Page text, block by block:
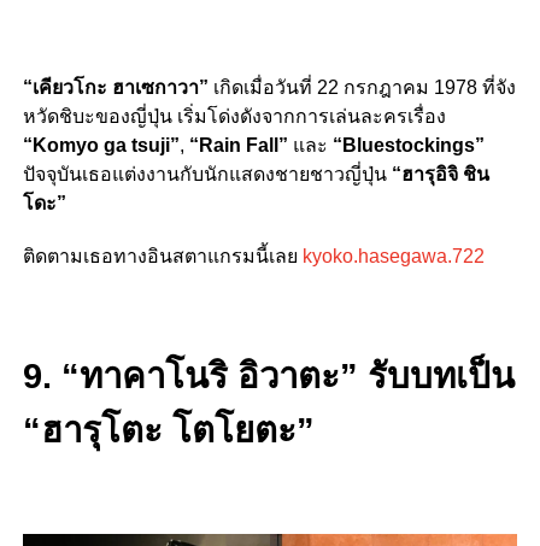
“เคียวโกะ ฮาเซกาวา” เกิดเมื่อวันที่ 22 กรกฎาคม 1978 ที่จัง
หวัดชิบะของญี่ปุ่น เริ่มโด่งดังจากการเล่นละครเรื่อง
“ Komyo ga tsuji”, “ Rain Fall” และ “ Bluestockings”
ปัจจุบันเธอแต่งงานกับนักแสดงชายชาวญี่ปุ่น “ฮารุอิจิ ชิน
โดะ”
ติดตามเธอทางอินสตาแกรมนี้เลย kyoko.hasegawa.722
9. “ทาคาโนริ อิวาตะ” รับบทเป็น
“ฮารุโตะ โตโยตะ”